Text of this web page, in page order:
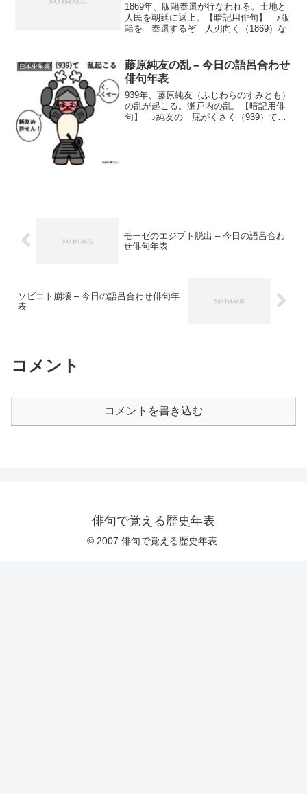
1869年、版籍奉還が行なわれる。土地と
人民を朝廷に返上。【暗記用俳句】 ♪版
籍を 奉還するぞ 人刃向く（1869）な
日本史年表
藤原純友の乱 – 今日の語呂合わせ
俳句年表
939年、藤原純友（ふじわらのすみとも）
の乱が起こる。瀬戸内の乱。【暗記用俳
句】 ♪純友の 屁がくさく（939）て
モーゼのエジプト脱出 – 今日の語呂合わ
せ俳句年表
ソビエト崩壊 – 今日の語呂合わせ俳句年
表
コメント
コメントを書き込む
俳句で覚える歴史年表
© 2007 俳句で覚える歴史年表.